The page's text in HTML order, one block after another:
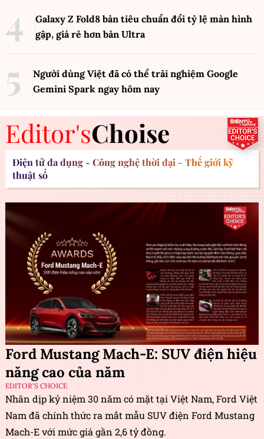
Galaxy Z Fold8 bản tiêu chuẩn đổi tỷ lệ màn hình
gập, giá rẻ hơn bản Ultra
Người dùng Việt đã có thể trải nghiệm Google
Gemini Spark ngay hôm nay
Editor'sChoise
Điện tử đa dụng - Công nghệ thời đại - Thế giới kỹ
thuật số
Ford Mustang Mach-E: SUV điện hiệu
năng cao của năm
EDITOR'S CHOICE
Nhân dịp kỷ niệm 30 năm có mặt tại Việt Nam, Ford Việt
Nam đã chính thức ra mắt mẫu SUV điện Ford Mustang
Mach-E với mức giá gần 2,6 tỷ đồng.